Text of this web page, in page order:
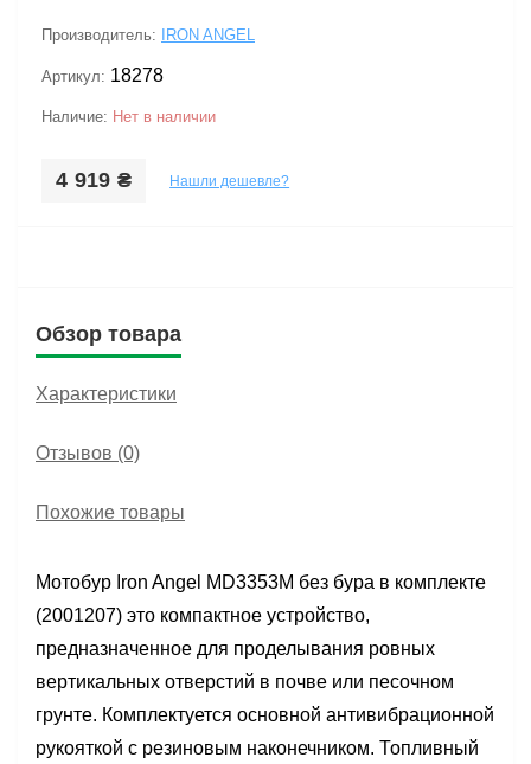
Производитель: IRON ANGEL
Артикул: 18278
Наличие: Нет в наличии
4 919 ₴ Нашли дешевле?
Обзор товара
Характеристики
Отзывов (0)
Похожие товары
Мотобур Iron Angel MD3353M без бура в комплекте
(2001207) это компактное устройство,
предназначенное для проделывания ровных
вертикальных отверстий в почве или песочном
грунте. Комплектуется основной антивибрационной
рукояткой с резиновым наконечником. Топливный